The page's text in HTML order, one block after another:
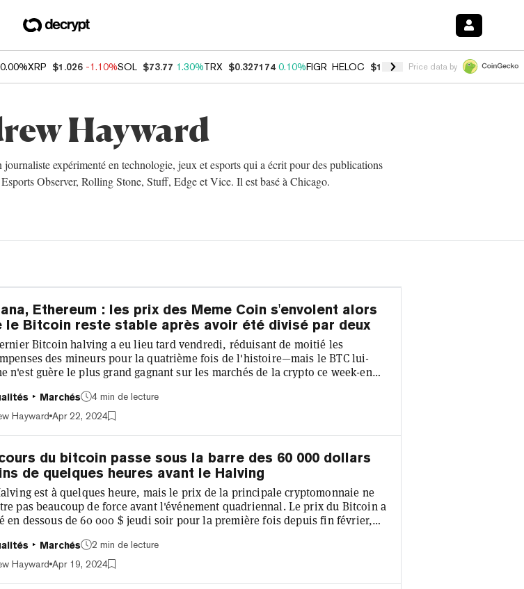
0.00%XRP $1.026 -1.10%SOL $73.77 1.30%TRX $0.327174 0.10%FIGR_HELOC $1.028 0.80%HYPE $54.34 -
Price data by
Hayward
expérimenté en technologie, jeux et esports qui a écrit pour des publications
Observer, Rolling Stone, Stuff, Edge et Vice. Il est basé à Chicago.
Ethereum : les prix des Meme Coin s'envolent alors
le Bitcoin reste stable après avoir été divisé par deux
Bitcoin halving a eu lieu tard vendredi, réduisant de moitié les
des mineurs pour la quatrième fois de l'histoire—mais le BTC lui-
n'est guère le plus grand gagnant sur les marchés de la crypto ce week-end.
enregistrant des hausses de pourcentage à deux chiffres importantes
de la dernière journée. Les jetons à thème canin sont les plus grands
Marchés
4 min de lecture
Hayward Apr 22, 2024
du bitcoin passe sous la barre des 60 000 dollars
de quelques heures avant le Halving
est à quelques heure, mais le prix de la principale cryptomonnaie ne
pas beaucoup de force avant l'événement quadriennal. Le prix du Bitcoin a
en dessous de 60 000 $ jeudi soir pour la première fois depuis fin février,
baisse prolonge la récente série de pertes du Bitcoin, faisant chuter sa
hebdomadaire à près de 14%. Le prix du Bitcoin a maintenant baissé de
Marchés
2 min de lecture
Hayward Apr 19, 2024